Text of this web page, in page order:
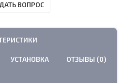
ВОПРОС
УСТАНОВКА ОТЗЫВЫ (0)